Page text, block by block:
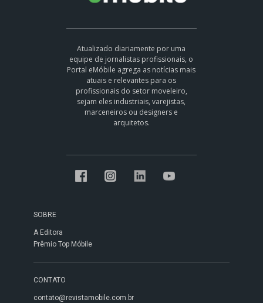
Atualizado diariamente por uma
equipe de jornalistas profissionais, o
Portal eMóbile agrega as notícias mais
atuais e relevantes para os
profissionais do setor moveleiro,
sejam eles industriais, varejistas,
marceneiros ou designers e
arquitetos.
SOBRE
A Editora
Prêmio Top Móbile
CONTATO
contato@revistamobile.com.br